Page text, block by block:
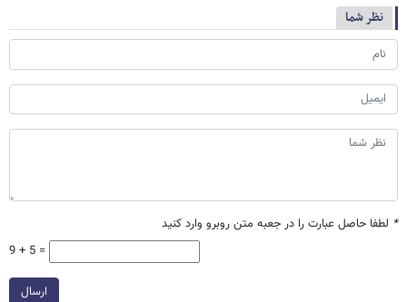
نظر شما
* لطفا حاصل عبارت را در جعبه متن روبرو وارد کنید
9 + 5 =
ارسال